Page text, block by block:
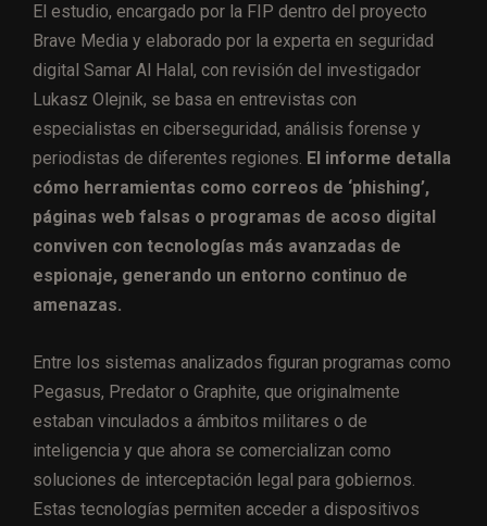
El estudio, encargado por la FIP dentro del proyecto
Brave Media y elaborado por la experta en seguridad
digital Samar Al Halal, con revisión del investigador
Lukasz Olejnik, se basa en entrevistas con
especialistas en ciberseguridad, análisis forense y
periodistas de diferentes regiones. El informe detalla
cómo herramientas como correos de ‘phishing’,
páginas web falsas o programas de acoso digital
conviven con tecnologías más avanzadas de
espionaje, generando un entorno continuo de
amenazas.
Entre los sistemas analizados figuran programas como
Pegasus, Predator o Graphite, que originalmente
estaban vinculados a ámbitos militares o de
inteligencia y que ahora se comercializan como
soluciones de interceptación legal para gobiernos.
Estas tecnologías permiten acceder a dispositivos